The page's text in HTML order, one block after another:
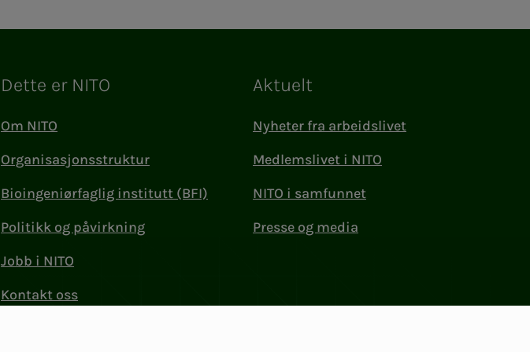
Dette er NITO
Om NITO
Organisasjonsstruktur
Bioingeniørfaglig institutt (BFI)
Politikk og påvirkning
Jobb i NITO
Kontakt oss
Aktuelt
Nyheter fra arbeidslivet
Medlemslivet i NITO
NITO i samfunnet
Presse og media